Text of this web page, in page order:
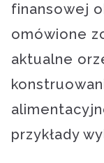
finansowej
omówione
aktualne
przykłady